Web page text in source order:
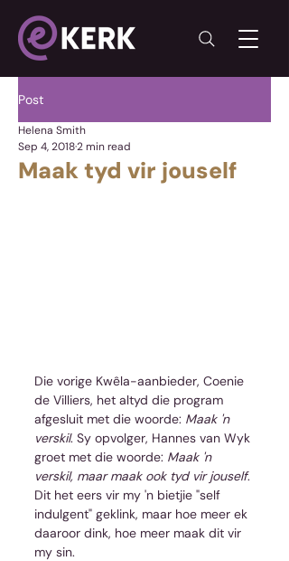
Post
Maak tyd vir jouself
Helena Smith
Sep 4, 20182 min read
Die vorige Kwêla-aanbieder, Coenie
de Villiers, het altyd die program
afgesluit met die woorde: Maak 'n
verskil. Sy opvolger, Hannes van Wyk
groet met die woorde: Maak 'n
verskil, maar maak ook tyd vir jouself.
Dit het eers vir my 'n bietjie "self
indulgent" geklink, maar hoe meer ek
daaroor dink, hoe meer maak dit vir
my sin.